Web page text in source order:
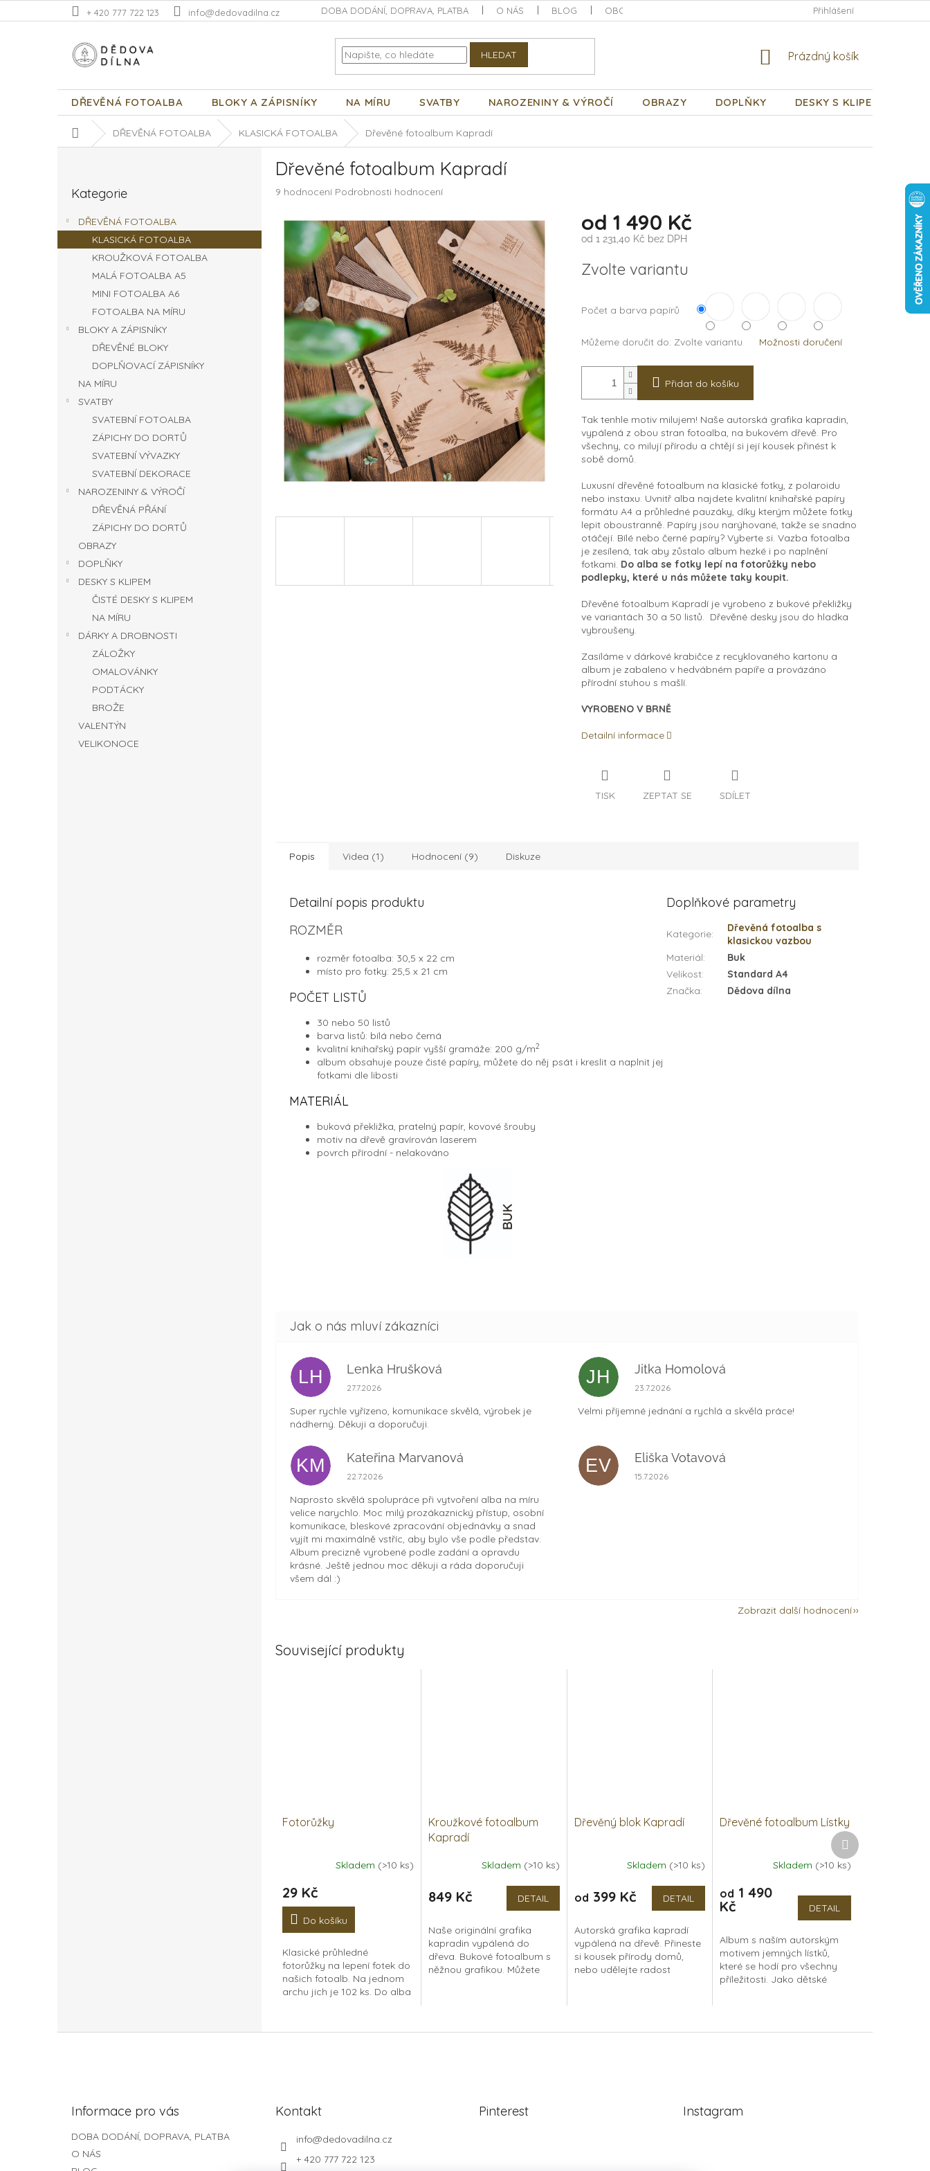
na
+ 420 777 722 123 info@dedovadilna.cz DOBA DODÁNÍ, DOPRAVA, PLATBA O NÁS BLOG OBCHODNÍ PODMÍNKY PODMÍNKY OCHRANY OSOBNÍCH ÚDAJŮ
Přihlášení
HLEDAT
NÁKUPNÍ
Prázdný košík
DŘEVĚNÁ FOTOALBA BLOKY A ZÁPISNÍKY NA MÍRU SVATBY NAROZENINY & VÝROČÍ OBRAZY DOPLŇKY DESKY S KLIPEM
Domů DŘEVĚNÁ FOTOALBA KLASICKÁ FOTOALBA Dřevěné fotoalbum Kapradí
a
n
kategorie
Kategorie
DŘEVĚNÁ FOTOALBA
KLASICKÁ FOTOALBA
KROUŽKOVÁ FOTOALBA
MALÁ FOTOALBA A5
MINI FOTOALBA A6
FOTOALBA NA MÍRU
BLOKY A ZÁPISNÍKY
DŘEVĚNÉ BLOKY
DOPLŇOVACÍ ZÁPISNÍKY
NA MÍRU
SVATBY
SVATEBNÍ FOTOALBA
ZÁPICHY DO DORTŮ
SVATEBNÍ VÝVAZKY
SVATEBNÍ DEKORACE
NAROZENINY & VÝROČÍ
DŘEVĚNÁ PŘÁNÍ
ZÁPICHY DO DORTŮ
OBRAZY
DOPLŇKY
DESKY S KLIPEM
ČISTÉ DESKY S KLIPEM
NA MÍRU
DÁRKY A DROBNOSTI
ZÁLOŽKY
OMALOVÁNKY
PODTÁCKY
BROŽE
VALENTÝN
VELIKONOCE
Dřevěné fotoalbum Kapradí
Průměrné
produktu
hvězdiček.
9 hodnocení Podrobnosti hodnocení
od 1 490 Kč
od 1 231,40 Kč bez DPH
cena:
Zvolte variantu
Počet a barva papírů
Můžeme doručit do: Zvolte variantu Možnosti doručení
Přidat do košíku
Tak tenhle motiv milujem! Naše autorská grafika kapradin,
vypálená z obou stran fotoalba, na bukovém dřevě. Pro
všechny, co milují přírodu a chtějí si její kousek přinést k
sobě domů.
Luxusní dřevěné fotoalbum na klasické fotky, z polaroidu
nebo instaxu. Uvnitř alba najdete kvalitní knihařské papíry
formátu A4 a průhledné pauzáky, díky kterým můžete fotky
lepit oboustranně. Papíry jsou narýhované, takže se snadno
otáčejí. Bílé nebo černé papíry? Vyberte si. Vazba fotoalba
je zesílená, tak aby zůstalo album hezké i po naplnění
fotkami. Do alba se fotky lepí na fotorůžky nebo
podlepky, které u nás můžete taky koupit.
Dřevěné fotoalbum Kapradí je vyrobeno z bukové překližky
ve variantách 30 a 50 listů. Dřevěné desky jsou do hladka
vybroušeny.
Zasíláme v dárkové krabičce z recyklovaného kartonu a
album je zabaleno v hedvábném papíře a provázáno
přírodní stuhou s mašlí.
VYROBENO V BRNĚ
Detailní informace
TISK ZEPTAT SE SDÍLET
Související produkty
Fotorůžky
produktu
je
z
hvězdiček.
Skladem (>10 ks)
29 Kč
Do košíku
Klasické průhledné
fotorůžky na lepení fotek do
našich fotoalb. Na jednom
archu jich je 102 ks. Do alba
fotek více, stačí...
Kroužkové fotoalbum
Kapradí
produktu
z
5
hvězdiček.
Skladem (>10 ks)
849 Kč DETAIL
Naše originální grafika
kapradin vypálená do
dřeva. Bukové fotoalbum s
něžnou grafikou. Můžete
Dřevěný blok Kapradí
produktu
z
5
hvězdiček.
Skladem (>10 ks)
od 399 Kč DETAIL
Autorská grafika kapradí
vypálená na dřevě. Přineste
si kousek přírody domů,
nebo udělejte radost
Dřevěné fotoalbum Lístky
Skladem (>10 ks)
od 1 490
Kč
DETAIL
Album s naším autorským
motivem jemných lístků,
které se hodí pro všechny
příležitosti. Jako dětské
fotokoutku na...
Další
produkt
Popis Videa (1) Hodnocení (9) Diskuze
Detailní popis produktu
ROZMĚR
rozměr fotoalba: 30,5 x 22 cm
místo pro fotky: 25,5 x 21 cm
POČET LISTŮ
30 nebo 50 listů
barva listů: bílá nebo černá
kvalitní knihařský papír vyšší gramáže: 200 g/m2
album obsahuje pouze čisté papíry, můžete do něj psát i kreslit a naplnit jej
fotkami dle libosti
MATERIÁL
buková překližka, pratelný papír, kovové šrouby
motiv na dřevě gravírován laserem
povrch přírodní - nelakováno
Doplňkové parametry
Kategorie:
Dřevěná fotoalba s
klasickou vazbou
Materiál:
Buk
Velikost:
Standard A4
Značka: Dědova dílna
LH Lenka Hrušková
Hodnocení obchodu je 5 z 5 hvězdiček.
27.7.2026
Super rychle vyřízeno, komunikace skvělá, výrobek je
nádherný. Děkuji a doporučuji.
JH Jitka Homolová
Hodnocení obchodu je 5 z 5 hvězdiček.
23.7.2026
Velmi příjemné jednání a rychlá a skvělá práce!
KM Kateřina Marvanová
Hodnocení obchodu je 5 z 5 hvězdiček.
22.7.2026
Naprosto skvělá spolupráce při vytvoření alba na míru
velice narychlo. Moc milý prozákaznický přístup, osobní
komunikace, bleskové zpracování objednávky a snad
vyjít mi maximálně vstříc, aby bylo vše podle představ.
Album precizně vyrobené podle zadání a opravdu
krásné. Ještě jednou moc děkuji a ráda doporučuji
všem dál :)
EV Eliška Votavová
Hodnocení obchodu je 5 z 5 hvězdiček.
15.7.2026
Zobrazit další hodnocení
Informace pro vás
DOBA DODÁNÍ, DOPRAVA, PLATBA
O NÁS
Kontakt
info@dedovadilna.cz
+ 420 777 722 123
Pinterest Instagram